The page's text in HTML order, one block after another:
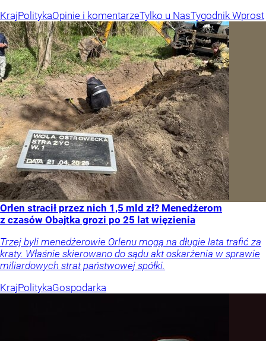
KrajPolitykaOpinie i komentarzeTylko u NasTygodnik Wprost
Orlen stracił przez nich 1,5 mld zł? Menedżerom
z czasów Obajtka grozi po 25 lat więzienia
Trzej byli menedżerowie Orlenu mogą na długie lata trafić za
kraty. Właśnie skierowano do sądu akt oskarżenia w sprawie
miliardowych strat państwowej spółki.
KrajPolitykaGospodarka